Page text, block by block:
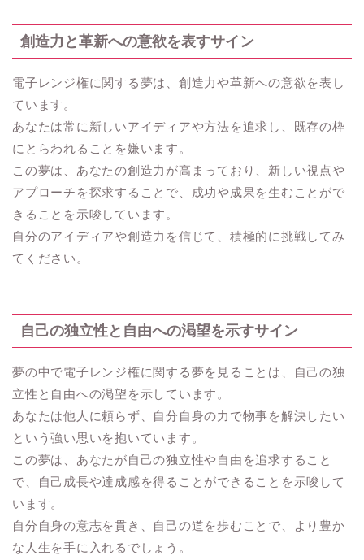
創造力と革新への意欲を表すサイン
電子レンジ権に関する夢は、創造力や革新への意欲を表し
ています。
あなたは常に新しいアイディアや方法を追求し、既存の枠
にとらわれることを嫌います。
この夢は、あなたの創造力が高まっており、新しい視点や
アプローチを探求することで、成功や成果を生むことがで
きることを示唆しています。
自分のアイディアや創造力を信じて、積極的に挑戦してみ
てください。
自己の独立性と自由への渇望を示すサイン
夢の中で電子レンジ権に関する夢を見ることは、自己の独
立性と自由への渇望を示しています。
あなたは他人に頼らず、自分自身の力で物事を解決したい
という強い思いを抱いています。
この夢は、あなたが自己の独立性や自由を追求すること
で、自己成長や達成感を得ることができることを示唆して
います。
自分自身の意志を貫き、自己の道を歩むことで、より豊か
な人生を手に入れるでしょう。